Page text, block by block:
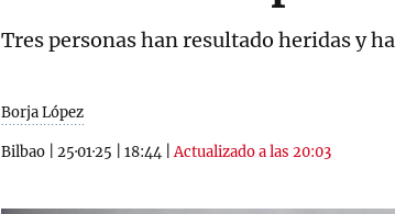
Tres personas han resultado heridas y
Borja López
Bilbao 25·01·25 18:44 |Actualizado a las 20:03